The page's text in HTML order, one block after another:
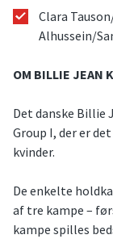
Clara
Alhussein/
OM BILLIE JEAN
Det danske Billie
Group I, der er
kvinder.
De enkelte
af tre kampe –
kampe spilles